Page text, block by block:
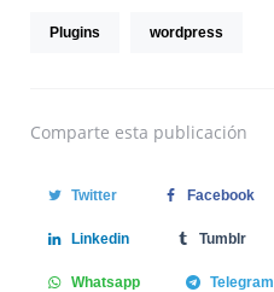
Plugins wordpress
Comparte esta publicación
Twitter Facebook
Linkedin Tumblr
Whatsapp Telegram